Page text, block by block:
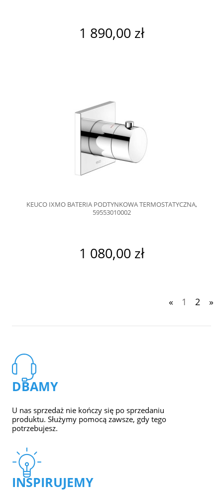
1 890,00 zł
KEUCO IXMO BATERIA PODTYNKOWA TERMOSTATYCZNA,
59553010002
1 080,00 zł
« 1 2 »
DBAMY
U nas sprzedaż nie kończy się po sprzedaniu
produktu. Służymy pomocą zawsze, gdy tego
potrzebujesz.
INSPIRUJEMY